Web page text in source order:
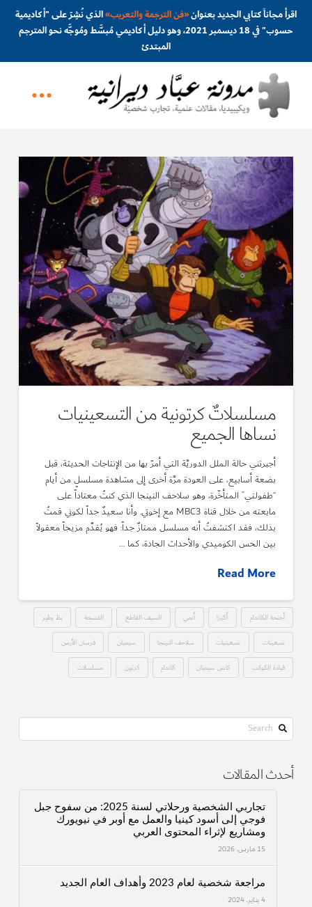
اقرأ مجاناً كتابي الجديد بعنوان«فن الترجمة والتعريب»الذي نُشِرَ على "أكاديمية
حسوب" في 18 ديسمبر 2021، وهو دليل أكاديمي مُبسَّط ومُوجَّه نحو المترجم
المبتدئ
مسلسلاتٌ كرتونية من التسعينيات
نساها الجميع
أجبرتني حالة الملل الدوريَّة التي أمرّ بها من الإنتاجات الحديثة، قبل
بضعة أسابيع، على العودة مرَّة أخرى إلى مشاهدة مسلسلٍ من أيام
“طفولتي” المتأخّرة، وهو سلاحف النينجا الذي كنتُ معتاداً على
مابعته من خلال قناة MBC3 مع إخوتي. وأنا سعيدٌ جداً لكوني قمتُ
بذلك، فقد اكتشفتُ أنه مسلسل ممتازٌ جداً: فهو يُقدِّم مزيجاً معقولاً
بين الحس الكوميدي والأحداث الجادة، كما …
Read More
أجنحة الكاندام أكيرا أنمي السيف القاطع الفسحة بظ يطير
تسعينات تسعينيات سلاحف النينجا سيميان فرسان الأرض
قيادة الكوكب كابتن سيميان كاندام كرتون مسلسلات
Search
أحدث المقالات
تجاربي الشخصية ورحلاتي لسنة 2025: من سفوح جبل
فوجي إلى أسود كينيا والعمل مع أوبر في نيويورك
ومشاريع لإثراء المحتوى العربي
15 مارس، 2026
مراجعة شخصية لعام 2023 وأهداف العام الجديد
4 يناير، 2024